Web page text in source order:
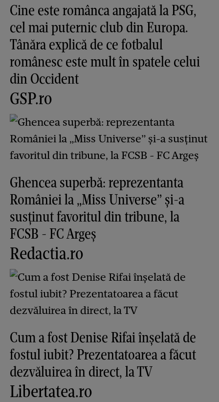
Cine este românca angajată la PSG,
cel mai puternic club din Europa.
Tânăra explică de ce fotbalul
românesc este mult în spatele celui
din Occident
GSP.ro
Ghencea superbă: reprezentanta
României la „Miss Universe” și-a
susținut favoritul din tribune, la
FCSB - FC Argeș
Redactia.ro
Cum a fost Denise Rifai înșelată de
fostul iubit? Prezentatoarea a făcut
dezvăluirea în direct, la TV
Libertatea.ro